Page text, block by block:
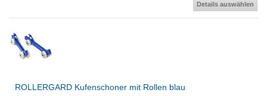
Details auswählen
ROLLERGARD Kufenschoner mit Rollen blau